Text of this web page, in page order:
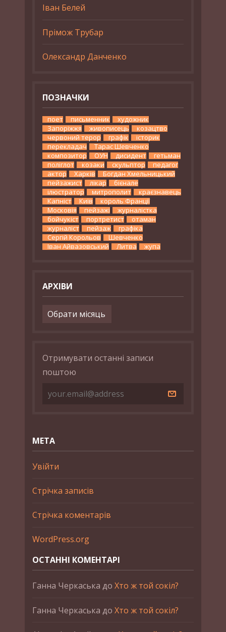
Іван Белей
Прімож Трубар
Олександр Данченко
ПОЗНАЧКИ
поет письменник
художник
Запоріжжя
живописець
козацтво
червоний терор
графік
історик
перекладач
Тарас Шевченко
композитор
ОУН дисидент
гетьман
поліглот
козаки скульптор
педагог
актор
Харків
Богдан Хмельницький
пейзажист
лікар
бієнале
ілюстратор
митрополит
краєзнавець
Капніст
Київ
король Франції
Московія
пейзажі
журналістка
бойчукіст
портретист
отаман
журналіст
пейзаж
графіка
Сергій Корольов
Шевченко
Іван Айвазовський
Литва жупа
АРХІВИ
Архіви
Отримувати останні записи
поштою
МЕТА
Увійти
Стрічка записів
Стрічка коментарів
WordPress.org
ОСТАННІ КОМЕНТАРІ
Ганна Черкаська до Хто ж той сокіл?
Ганна Черкаська до Хто ж той сокіл?